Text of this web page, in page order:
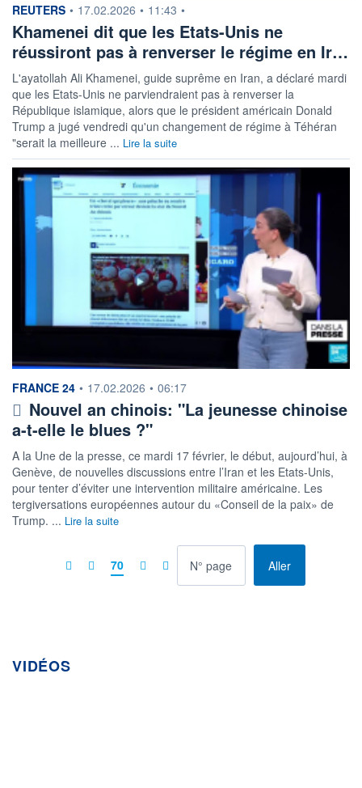
information fournie par
REUTERS • 17.02.2026 • 11:43 •
Khamenei dit que les Etats-Unis ne
réussiront pas à renverser le régime en Ir…
L'ayatollah Ali Khamenei, guide suprême en Iran, a déclaré mardi
que les Etats-Unis ne parviendraient pas à renverser la
République islamique, alors que le président américain Donald
Trump a jugé vendredi qu'un changement de régime à Téhéran
"serait la meilleure ... Lire la suite
information fournie par
FRANCE 24 • 17.02.2026 • 06:17
Nouvel an chinois: "La jeunesse chinoise
a-t-elle le blues ?"
A la Une de la presse, ce mardi 17 février, le début, aujourd’hui, à
Genève, de nouvelles discussions entre l’Iran et les Etats-Unis,
pour tenter d’éviter une intervention militaire américaine. Les
tergiversations européennes autour du «Conseil de la paix» de
Trump. ... Lire la suite
70 Allerà la page
VIDÉOS